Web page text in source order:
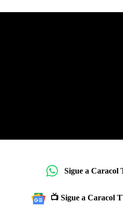
Sigue a Caracol
📺 Sigue a Caracol